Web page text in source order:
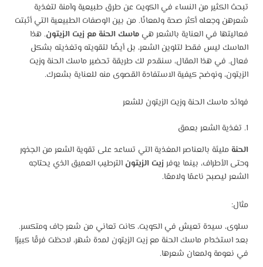
تبحث الكثير من النساء في الكويت عن طرق طبيعية وآمنة لتغذية
شعرهن وجعله أكثر صحة ولمعانًا. من بين الوصفات الطبيعية التي أثبتت
فعاليتها في العناية بالشعر هي ماسك الحنة مع زيت الزيتون. هذا
الماسك ليس فقط لتلوين الشعر، بل أيضًا لتقويته وتغذيته بشكل
فعال. في هذا المقال، سنقدم لك طريقة تحضير ماسك الحنة وزيت
الزيتون، ونوضح كيفية الاستفادة القصوى منه للعناية بشعرك.
فوائد ماسك الحنة وزيت الزيتون للشعر
1. تغذية الشعر بعمق
الحنة مليئة بالعناصر المغذية التي تساعد على تقوية الشعر من الجذور
وحتى الأطراف، بينما يوفر زيت الزيتون الترطيب العميق الذي يحتاجه
الشعر ليصبح ناعمًا ولامعًا.
مثال:
سلوى، سيدة تعيش في الكويت، كانت تعاني من شعر جاف ومتكسر.
بعد استخدام ماسك الحنة مع زيت الزيتون لمدة شهر، لاحظت فرقًا كبيرًا
في نعومة ولمعان شعرها.